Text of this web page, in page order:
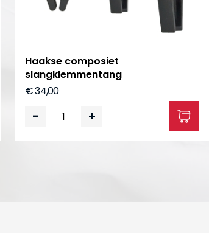
Haakse composiet
slangklemmentang
€ 34,00
- +